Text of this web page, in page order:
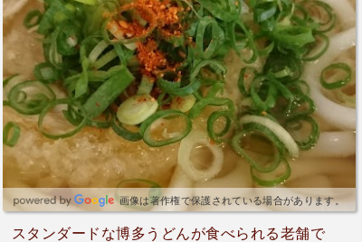
画像は著作権で保護されている場合があります。
スタンダードな博多うどんが食べられる老舗で